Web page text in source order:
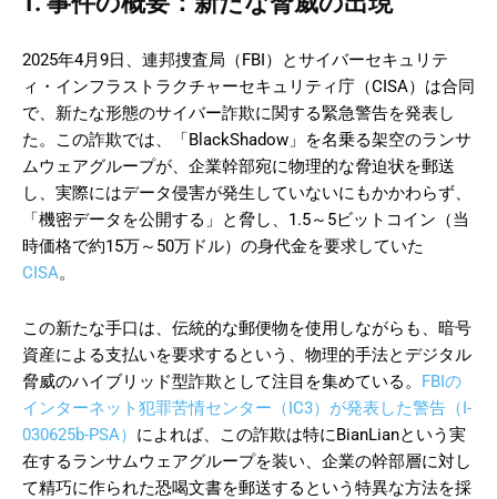
2025年4月9日、連邦捜査局（FBI）とサイバーセキュリテ
ィ・インフラストラクチャーセキュリティ庁（CISA）は合同
で、新たな形態のサイバー詐欺に関する緊急警告を発表し
た。この詐欺では、「BlackShadow」を名乗る架空のランサ
ムウェアグループが、企業幹部宛に物理的な脅迫状を郵送
し、実際にはデータ侵害が発生していないにもかかわらず、
「機密データを公開する」と脅し、1.5～5ビットコイン（当
時価格で約15万～50万ドル）の身代金を要求していた
CISA。
この新たな手口は、伝統的な郵便物を使用しながらも、暗号
資産による支払いを要求するという、物理的手法とデジタル
脅威のハイブリッド型詐欺として注目を集めている。 FBIの
インターネット犯罪苦情センター（IC3）が発表した警告（I-
030625b-PSA） によれば、この詐欺は特にBianLianという実
在するランサムウェアグループを装い、企業の幹部層に対し
て精巧に作られた恐喝文書を郵送するという特異な方法を採